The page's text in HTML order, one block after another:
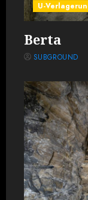
U-
Berta
SUBGROUND